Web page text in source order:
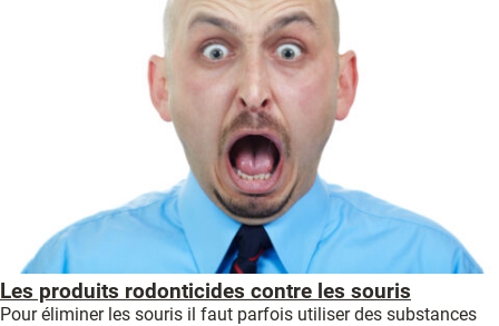
Les produits rodonticides contre les souris
Pour éliminer les souris il faut parfois utiliser des substances